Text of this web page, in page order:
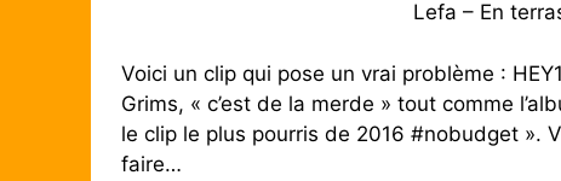
Lefa – En
Voici un clip qui pose un vrai problème :
Grims, « c’est de la merde » tout comme
le clip le plus pourris de 2016 #nobudget ».
faire…